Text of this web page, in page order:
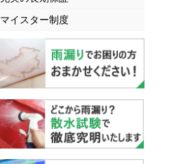
マイスター制度